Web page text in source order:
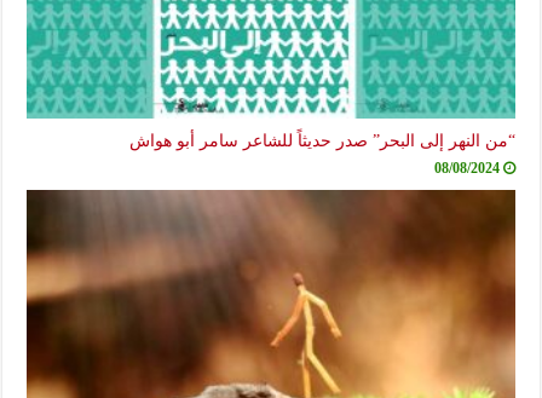
“من النهر إلى البحر” صدر حديثاً للشاعر سامر أبو هواش
08/08/2024